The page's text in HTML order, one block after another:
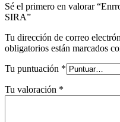
Sé el primero en valorar
SIRA”
Tu dirección de correo
obligatorios están marcados
Tu puntuación *
Tu valoración *